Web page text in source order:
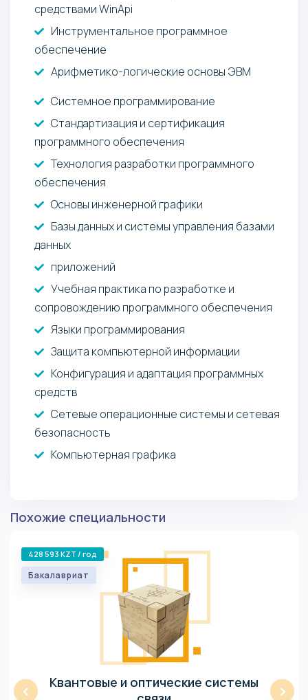
средствами WinApi
Инструментальное программное
обеспечение
Арифметико-логические основы ЭВМ
Системное программирование
Стандартизация и сертификация
программного обеспечения
Технология разработки программного
обеспечения
Основы инженерной графики
Базы данных и системы управления базами
данных
приложений
Учебная практика по разработке и
сопровождению программного обеспечения
Языки программирования
Защита компьютерной информации
Конфигурация и адаптация программных
средств
Сетевые операционные системы и сетевая
безопасность
Компьютерная графика
Похожие специальности
‹
428 593 KZT / год
Бакалавриат
Квантовые и оптические системы
›